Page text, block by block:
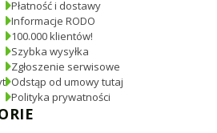
Płatność i dostawy
Informacje RODO
100.000 klientów!
Szybka wysyłka
Zgłoszenie serwisowe
Odstąp od umowy tutaj
Polityka prywatności